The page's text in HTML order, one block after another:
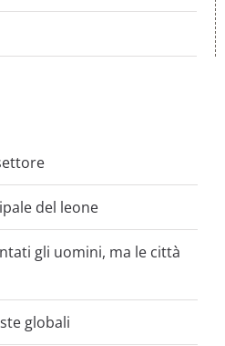
del leone
gli uomini, ma le città
globali